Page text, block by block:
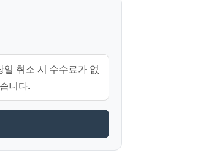
일 취소 시 수수료가 없
습니다.